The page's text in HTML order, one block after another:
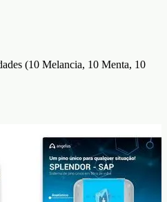
(10 Melancia, 10 Menta, 10